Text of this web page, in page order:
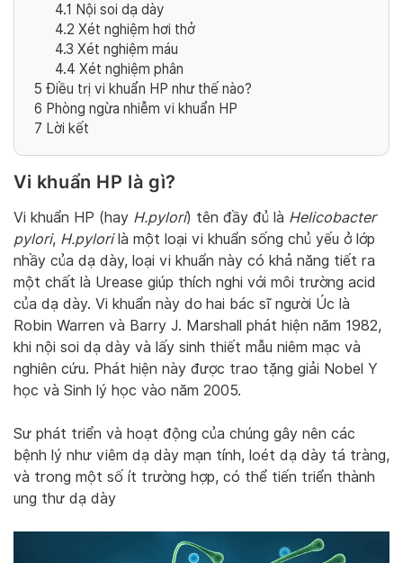
4.1 Nội soi dạ dày
4.2 Xét nghiệm hơi thở
4.3 Xét nghiệm máu
4.4 Xét nghiệm phân
5 Điều trị vi khuẩn HP như thế nào?
6 Phòng ngừa nhiễm vi khuẩn HP
7 Lời kết
Vi khuẩn HP là gì?
Vi khuẩn HP (hay H.pylori) tên đầy đủ là Helicobacter
pylori, H.pylorilà một loại vi khuẩn sống chủ yếu ở lớp
nhầy của dạ dày, loại vi khuẩn này có khả năng tiết ra
một chất là Urease giúp thích nghi với môi trường acid
của dạ dày. Vi khuẩn này do hai bác sĩ người Úc là
Robin Warren và Barry J. Marshall phát hiện năm 1982,
khi nội soi dạ dày và lấy sinh thiết mẫu niêm mạc và
nghiên cứu. Phát hiện này được trao tặng giải Nobel Y
học và Sinh lý học vào năm 2005.
Sư phát triển và hoạt động của chúng gây nên các
bệnh lý như viêm dạ dày mạn tính, loét dạ dày tá tràng,
và trong một số ít trường hợp, có thể tiến triển thành
ung thư dạ dày